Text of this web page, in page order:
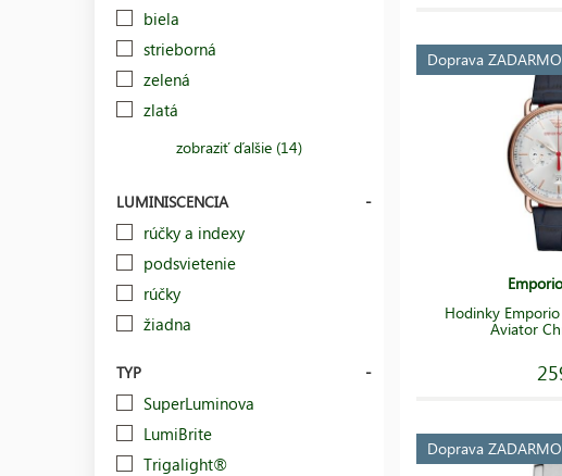
biela
strieborná
zelená
zlatá
zobraziť ďalšie (14)
LUMINISCENCIA
rúčky a indexy
podsvietenie
rúčky
žiadna
TYP
SuperLuminova
LumiBrite
Trigalight®
Doprava ZADARMO
Hodinky
Aviator
Doprava ZADARMO